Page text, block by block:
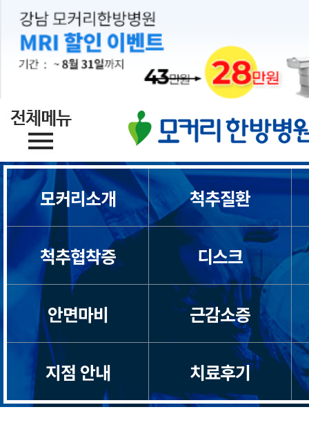
모커리소개 척추질환
척추협착증 디스크
안면마비 근감소증
지점 안내 치료후기